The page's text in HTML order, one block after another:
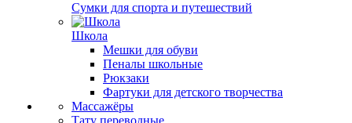
Сумки для спорта и путешествий
Школа
Мешки для обуви
Пеналы школьные
Рюкзаки
Фартуки для детского творчества
Массажёры
Тату переводные